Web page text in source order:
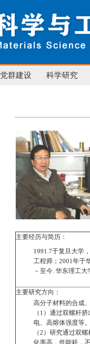
党群建设 科学研究
主要经历与简历：
1991.7于复旦大学
工程师；2001年于
－至今. 华东理工
主要研究方向：
高分子材料的合成
（1） 通过双螺杆挤
电、高熔体强度等
（2） 研究通过双螺
化率高，低能耗，